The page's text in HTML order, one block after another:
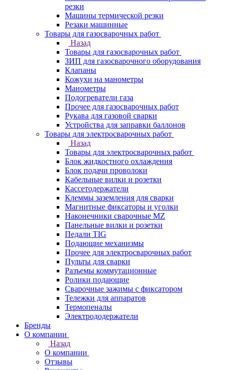
резки
Машины термической резки
Резаки машинные
Товары для газосварочных работ
Назад
Товары для газосварочных работ
ЗИП для газосварочного оборудования
Клапаны
Кожухи на манометры
Манометры
Подогреватели газа
Прочее для газосварочных работ
Рукава для газовой сварки
Устройства для заправки баллонов
Товары для электросварочных работ
Назад
Товары для электросварочных работ
Блок жидкостного охлаждения
Блок подачи проволоки
Кабельные вилки и розетки
Кассетодержатели
Клеммы заземления для сварки
Магнитные фиксаторы и уголки
Наконечники сварочные MZ
Панельные вилки и розетки
Педали TIG
Подающие механизмы
Прочее для электросварочных работ
Пульты для сварки
Разъемы коммутационные
Ролики подающие
Сварочные зажимы с фиксатором
Тележки для аппаратов
Термопеналы
Электрододержатели
Бренды
О компании
Назад
О компании
Отзывы